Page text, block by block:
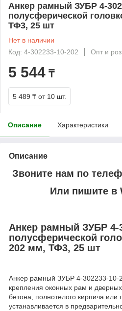
Анкер рамный ЗУБР 4-
полусферической
ТФ3, 25 шт
Нет в наличии
Код: 4-302233-10-202
Опт и
5 544 ₸
5 489 ₸ от 10 шт.
Описание Характеристики
Описание
Звоните нам по
Или пишите в
Анкер рамный ЗУБР 4-
полусферической
202 мм, ТФ3, 25 шт
Анкер рамный ЗУБР 4-302233-10-
крепления оконных рам и
бетона, полнотелого кирпича или
устанавливается в